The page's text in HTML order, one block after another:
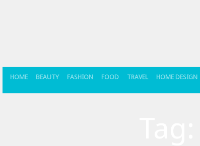
HOME BEAUTY FASHION FOOD TRAVEL HOME DESIGN